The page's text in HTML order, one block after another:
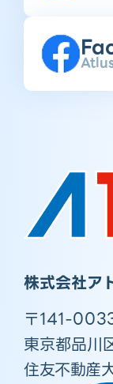
株式会社ア
〒141-
東京都品川
住友不動産